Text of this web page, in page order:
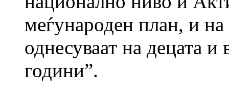
меѓународен план, и
однесуваат на децата и
години”.